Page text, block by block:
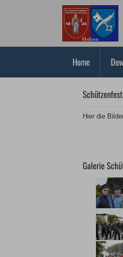
Home
Hier die
Galerie